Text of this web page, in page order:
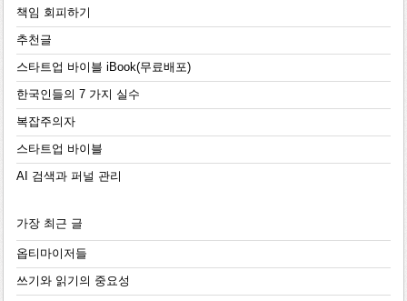
책임 회피하기
추천글
스타트업 바이블 iBook(무료배포)
한국인들의 7 가지 실수
복잡주의자
스타트업 바이블
AI 검색과 퍼널 관리
가장 최근 글
옵티마이저들
쓰기와 읽기의 중요성